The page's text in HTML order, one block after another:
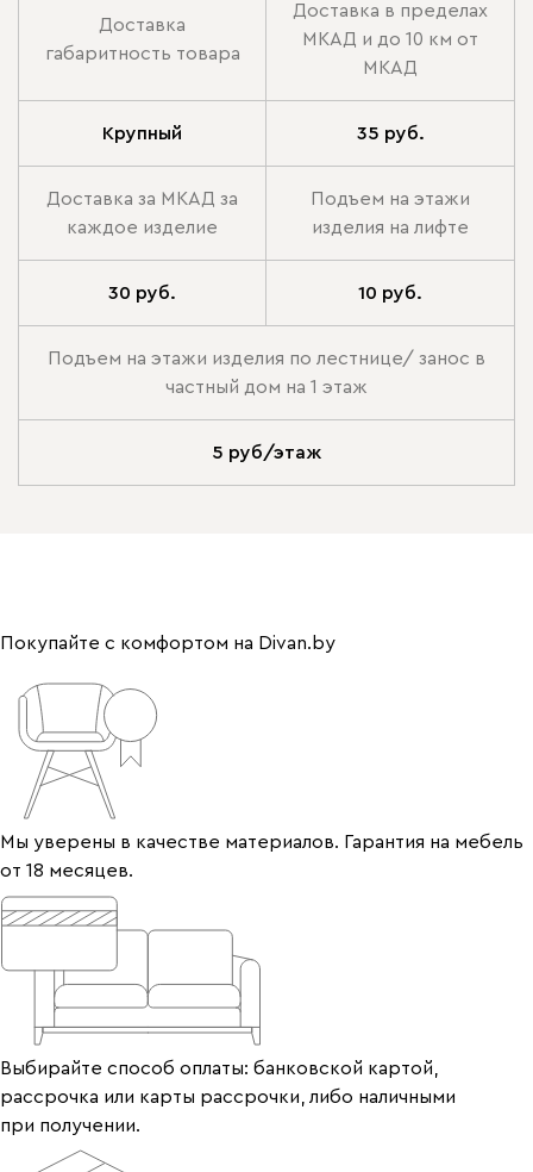
Доставка
габаритность товара
Доставка в пределах
МКАД и до 10 км от
МКАД
Крупный 35 руб.
Доставка за МКАД за
каждое изделие
Подъем на этажи
изделия на лифте
30 руб. 10 руб.
Подъем на этажи изделия по лестнице/ занос в
частный дом на 1 этаж
5 руб/этаж
Покупайте с комфортом на Divan.by
Мы уверены в качестве материалов. Гарантия на мебель
от 18 месяцев.
Выбирайте способ оплаты: банковской картой,
рассрочка или карты рассрочки, либо наличными
при получении.